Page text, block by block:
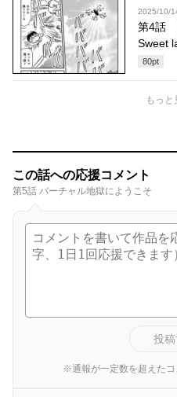
2025/10/
第4話
Sweet
80pt
もっと
この話への応援コメント
第5話 バーチャル地獄にようこそ
投稿
※通報が一定数を超えた